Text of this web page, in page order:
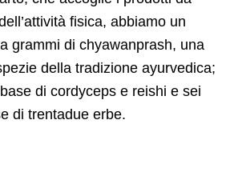
fisica, abbiamo un
grammi di chyawanprash, una
della tradizione ayurvedica;
di cordyceps e reishi e sei
di trentadue erbe.